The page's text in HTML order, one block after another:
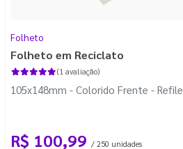
Folheto
Folheto em Reciclato
(1 avaliação)
105x148mm - Colorido Frente - Refile
R$ 100,99 / 250 unidades